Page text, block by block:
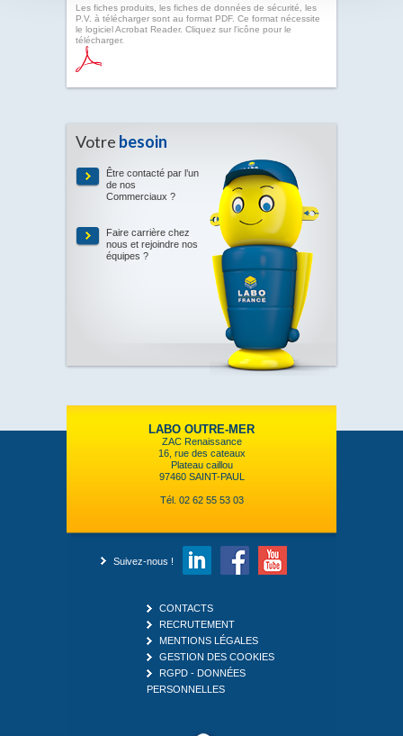
Les fiches produits, les fiches de données de sécurité, les
P.V. à télécharger sont au format PDF. Ce format nécessite
le logiciel Acrobat Reader. Cliquez sur l'icône pour le
télécharger.
Votre besoin
Être contacté par l’un
de nos
Commerciaux ?
Faire carrière chez
nous et rejoindre nos
équipes ?
LABO OUTRE-MER
ZAC Renaissance
16, rue des cateaux
Plateau caillou
97460 SAINT-PAUL
Tél. 02 62 55 53 03
Suivez-nous !
CONTACTS
RECRUTEMENT
MENTIONS LÉGALES
GESTION DES COOKIES
RGPD - DONNÉES
PERSONNELLES